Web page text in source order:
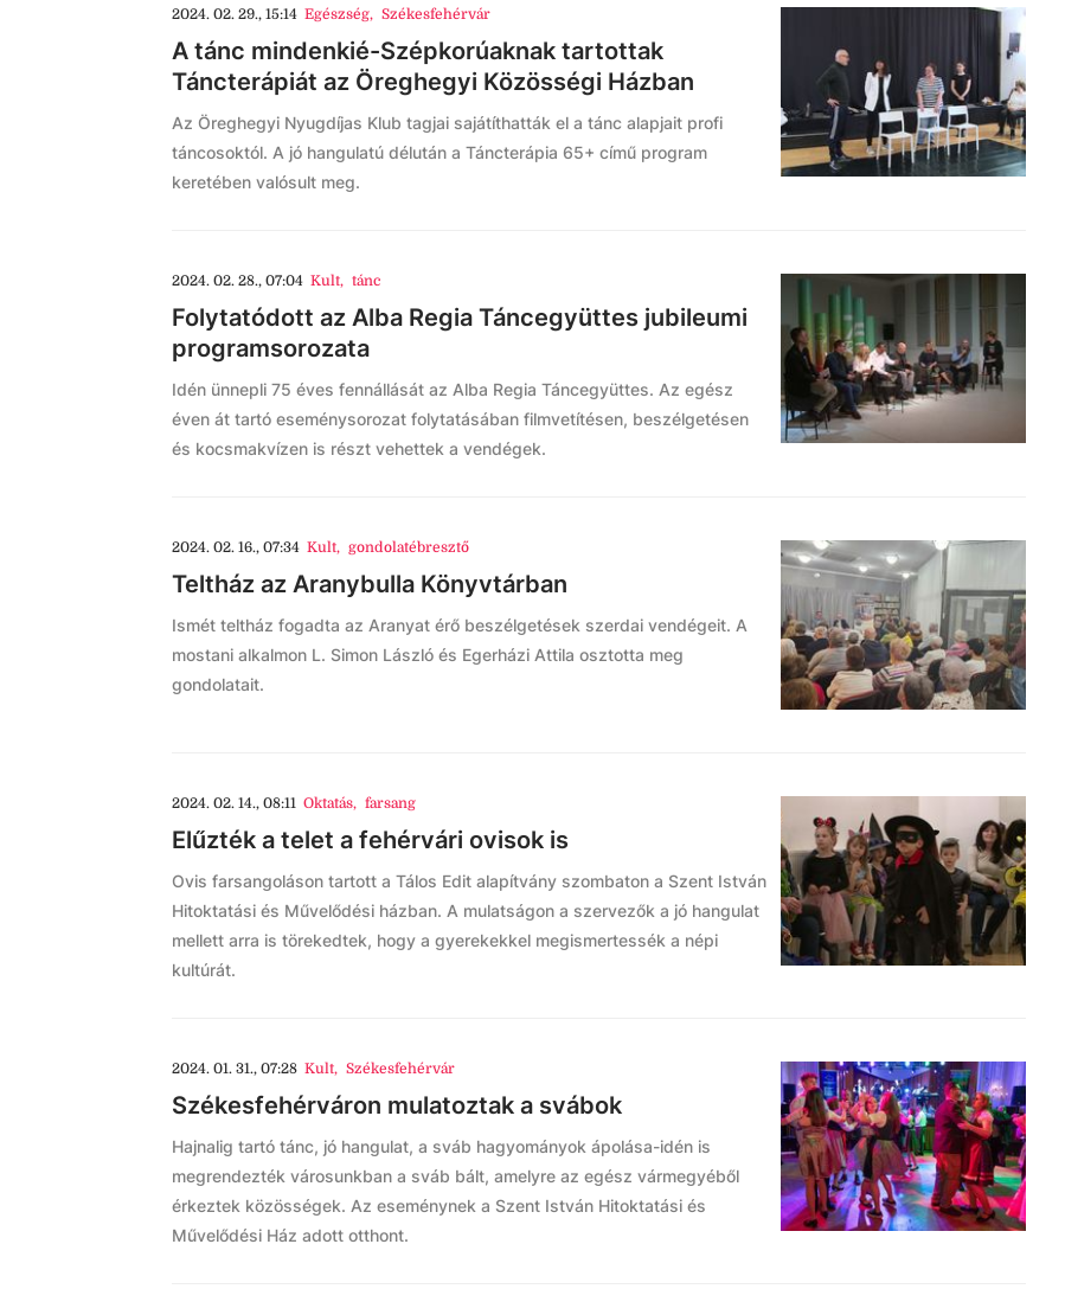
2024. 02. 29., 15:14 Egészség, Székesfehérvár
A tánc mindenkié-Szépkorúaknak tartottak
Táncterápiát az Öreghegyi Közösségi Házban
Az Öreghegyi Nyugdíjas Klub tagjai sajátíthatták el a tánc alapjait profi
táncosoktól. A jó hangulatú délután a Táncterápia 65+ című program
keretében valósult meg.
2024. 02. 28., 07:04 Kult, tánc
Folytatódott az Alba Regia Táncegyüttes jubileumi
programsorozata
Idén ünnepli 75 éves fennállását az Alba Regia Táncegyüttes. Az egész
éven át tartó eseménysorozat folytatásában filmvetítésen, beszélgetésen
és kocsmakvízen is részt vehettek a vendégek.
2024. 02. 16., 07:34 Kult, gondolatébresztő
Teltház az Aranybulla Könyvtárban
Ismét teltház fogadta az Aranyat érő beszélgetések szerdai vendégeit. A
mostani alkalmon L. Simon László és Egerházi Attila osztotta meg
gondolatait.
2024. 02. 14., 08:11 Oktatás, farsang
Elűzték a telet a fehérvári ovisok is
Ovis farsangoláson tartott a Tálos Edit alapítvány szombaton a Szent István
Hitoktatási és Művelődési házban. A mulatságon a szervezők a jó hangulat
mellett arra is törekedtek, hogy a gyerekekkel megismertessék a népi
kultúrát.
2024. 01. 31., 07:28 Kult, Székesfehérvár
Székesfehérváron mulatoztak a svábok
Hajnalig tartó tánc, jó hangulat, a sváb hagyományok ápolása-idén is
megrendezték városunkban a sváb bált, amelyre az egész vármegyéből
érkeztek közösségek. Az eseménynek a Szent István Hitoktatási és
Művelődési Ház adott otthont.